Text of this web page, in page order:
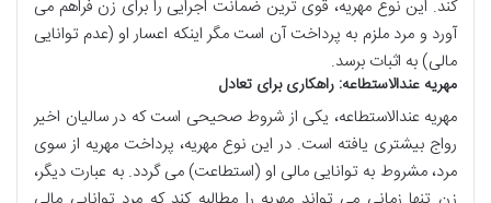
کند. این نوع مهریه، قوی ترین ضمانت اجرایی را برای زن فراهم می
آورد و مرد ملزم به پرداخت آن است مگر اینکه اعسار او (عدم توانایی
مالی) به اثبات برسد.
مهریه عندالاستطاعه: راهکاری برای تعادل
مهریه عندالاستطاعه، یکی از شروط صحیحی است که در سالیان اخیر
رواج بیشتری یافته است. در این نوع مهریه، پرداخت مهریه از سوی
مرد، مشروط به توانایی مالی او (استطاعت) می گردد. به عبارت دیگر،